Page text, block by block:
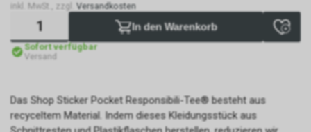
inkl. MwSt., zzgl. Versandkosten
In den Warenkorb
Sofort verfügbar
Versand
Das Shop Sticker Pocket Responsibili-Tee® besteht aus
recyceltem Material. Indem dieses Kleidungsstück aus